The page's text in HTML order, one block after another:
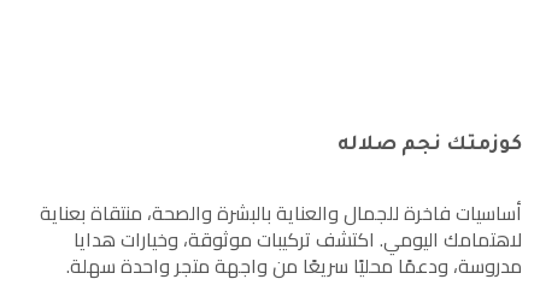
كوزمتك نجم صلاله
أساسيات فاخرة للجمال والعناية بالبشرة والصحة، منتقاة بعناية
لاهتمامك اليومي. اكتشف تركيبات موثوقة، وخيارات هدايا
مدروسة، ودعمًا محليًا سريعًا من واجهة متجر واحدة سهلة.